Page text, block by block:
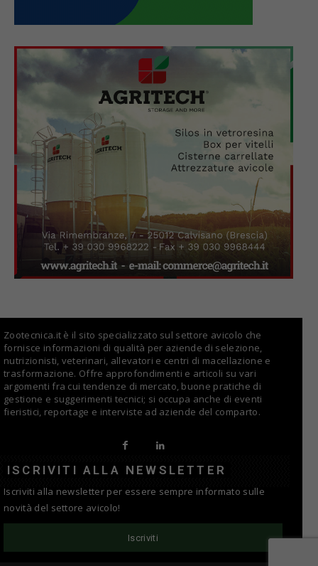
Zootecnica.it è il sito specializzato sul settore avicolo che
fornisce informazioni di qualità per aziende di selezione,
nutrizionisti, veterinari, allevatori e centri di macellazione e
trasformazione. Offre approfondimenti e articoli su vari
argomenti fra cui tendenze di mercato, buone pratiche di
gestione e suggerimenti tecnici; si occupa anche di eventi
fieristici, reportage e interviste ad aziende del comparto.
ISCRIVITI ALLA NEWSLETTER
Iscriviti alla newsletter per essere sempre informato sulle
novità del settore avicolo!
Iscriviti